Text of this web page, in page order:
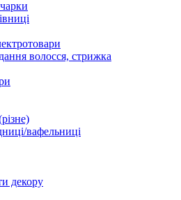
волосся, стрижка
вафельниці
декору